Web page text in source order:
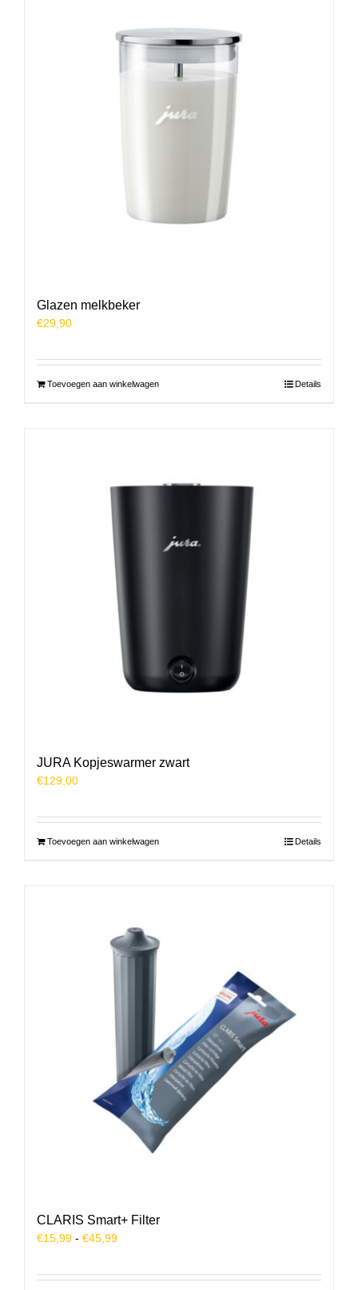
Glazen melkbeker
€29,90
Toevoegen aan winkelwagen Details
JURA Kopjeswarmer zwart
€129,00
Toevoegen aan winkelwagen Details
CLARIS Smart+ Filter
€15,99 - €45,99Prijsklasse: